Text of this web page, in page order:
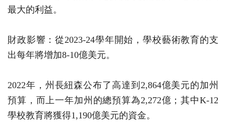
最大的利益。
財政影響：從2023-24學年開始，學校藝術教育的支
出每年將增加8-10億美元。
2022年，州長紐森公布了高達到2,864億美元的加州
預算，而上一年加州的總預算為2,272億；其中K-12
學校教育將獲得1,190億美元的資金。